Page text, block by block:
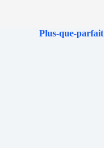
Plus-que-parfait